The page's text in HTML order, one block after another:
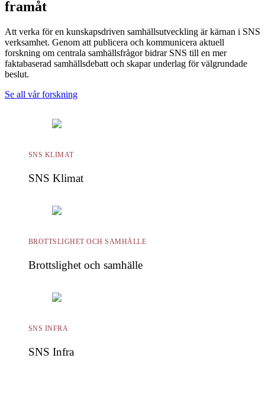
framåt
Att verka för en kunskapsdriven samhällsutveckling är kärnan i SNS
verksamhet. Genom att publicera och kommunicera aktuell
forskning om centrala samhällsfrågor bidrar SNS till en mer
faktabaserad samhällsdebatt och skapar underlag för välgrundade
beslut.
Se all vår forskning
SNS KLIMAT
SNS Klimat
BROTTSLIGHET OCH SAMHÄLLE
Brottslighet och samhälle
SNS INFRA
SNS Infra